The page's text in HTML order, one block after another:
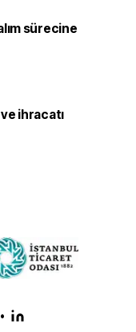
sürecine
ihracatı
•